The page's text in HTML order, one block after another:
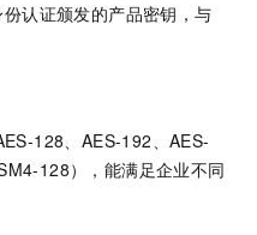
认证颁发的产品密钥，与
128、AES-192、AES-
128），能满足企业不同